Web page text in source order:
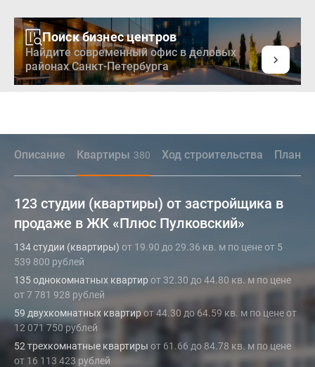
Поиск бизнес центров
Найдите современный офис в деловых
районах Санкт-Петербурга
Описание Квартиры 380 Ход строительства
123 студии (квартиры) от застройщика в
продаже в ЖК «Плюс Пулковский»
134 студии (квартиры) от 19.90 до 29.36 кв. м по цене от 5
539 800 рублей
135 однокомнатных квартир от 32.30 до 44.80 кв. м по цене
от 7 781 928 рублей
59 двухкомнатных квартирот 44.30 до 64.59 кв. м по цене от
12 071 750 рублей
52 трехкомнатные квартиры от 61.66 до 84.78 кв. м по цене
от 16 113 423 рублей